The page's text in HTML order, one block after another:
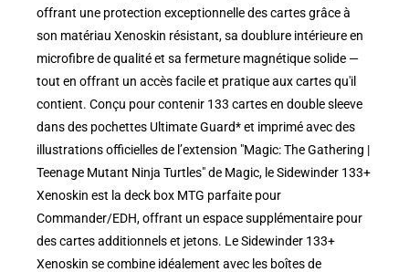
offrant une protection exceptionnelle des cartes grâce à
son matériau Xenoskin résistant, sa doublure intérieure en
microfibre de qualité et sa fermeture magnétique solide —
tout en offrant un accès facile et pratique aux cartes qu'il
contient. Conçu pour contenir 133 cartes en double sleeve
dans des pochettes Ultimate Guard* et imprimé avec des
illustrations officielles de l’extension "Magic: The Gathering |
Teenage Mutant Ninja Turtles" de Magic, le Sidewinder 133+
Xenoskin est la deck box MTG parfaite pour
Commander/EDH, offrant un espace supplémentaire pour
des cartes additionnels et jetons. Le Sidewinder 133+
Xenoskin se combine idéalement avec les boîtes de